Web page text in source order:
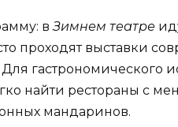
вЗимнем театре
проходят выставки
гастрономического
найти рестораны с
мандаринов.